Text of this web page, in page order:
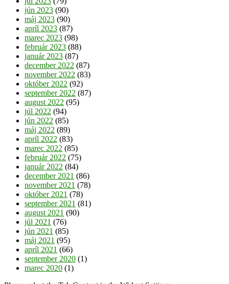
jún 2023 (90)
máj 2023 (90)
apríl 2023 (87)
marec 2023 (98)
február 2023 (88)
január 2023 (87)
december 2022 (87)
november 2022 (83)
október 2022 (92)
september 2022 (87)
august 2022 (95)
júl 2022 (94)
jún 2022 (85)
máj 2022 (89)
apríl 2022 (83)
marec 2022 (85)
február 2022 (75)
január 2022 (84)
december 2021 (86)
november 2021 (78)
október 2021 (78)
september 2021 (81)
august 2021 (90)
júl 2021 (76)
jún 2021 (85)
máj 2021 (95)
apríl 2021 (66)
september 2020 (1)
marec 2020 (1)